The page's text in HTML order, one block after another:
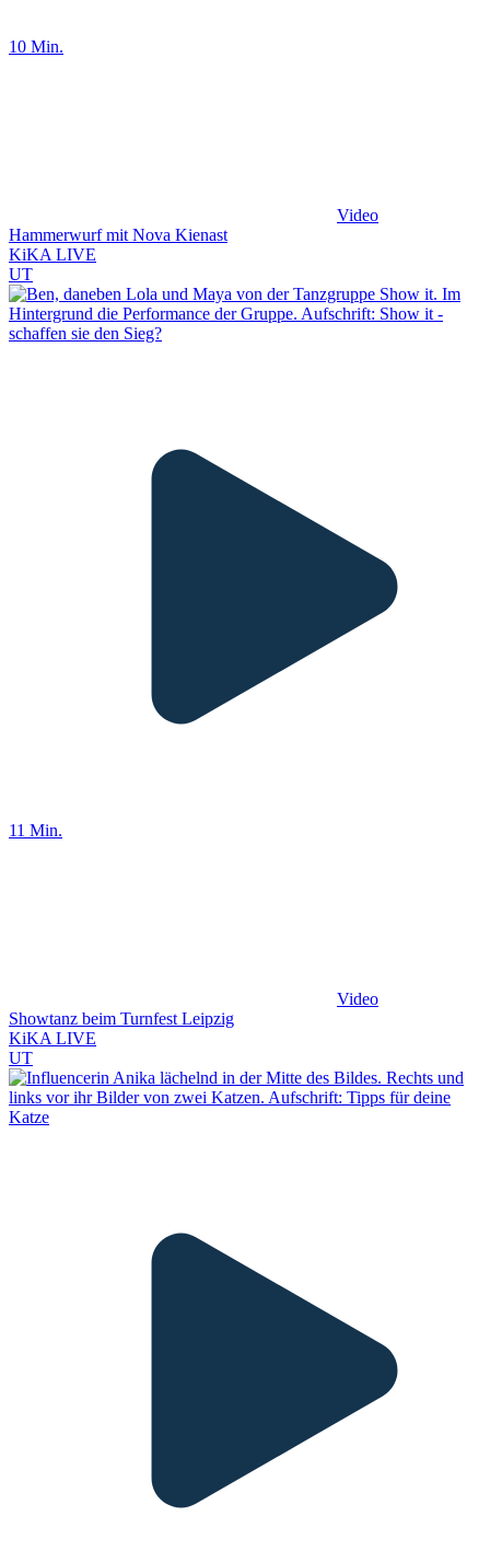
10 Min.
Video
Hammerwurf mit Nova Kienast
KiKA LIVE
UT
11 Min.
Video
Showtanz beim Turnfest Leipzig
KiKA LIVE
UT